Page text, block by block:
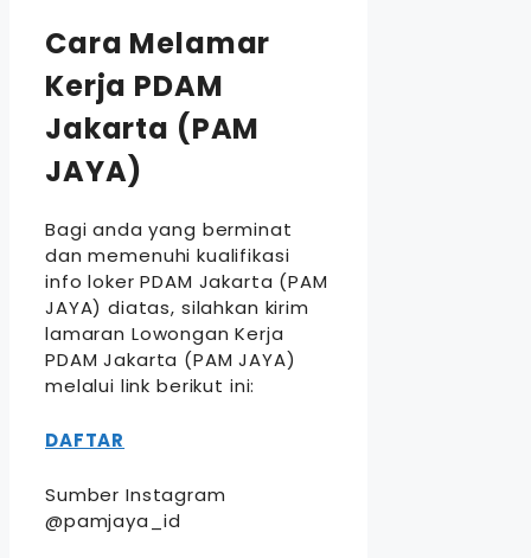
Cara Melamar
Kerja PDAM
Jakarta (PAM
JAYA)
Bagi anda yang berminat
dan memenuhi kualifikasi
info loker PDAM Jakarta (PAM
JAYA) diatas, silahkan kirim
lamaran Lowongan Kerja
PDAM Jakarta (PAM JAYA)
melalui link berikut ini:
DAFTAR
Sumber Instagram
@pamjaya_id